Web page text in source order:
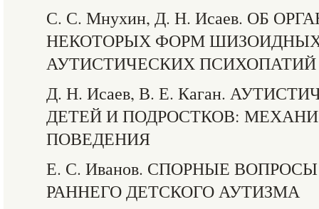
С. С. Мнухин, Д. Н. Исаев. ОБ
НЕКОТОРЫХ ФОРМ
АУТИСТИЧЕСКИХ ПСИХОПАТИЙ
Д. Н. Исаев, В. Е. Каган.
ДЕТЕЙ И ПОДРОСТКОВ:
ПОВЕДЕНИЯ
Е. С. Иванов. СПОРНЫЕ
РАННЕГО ДЕТСКОГО АУТИЗМА